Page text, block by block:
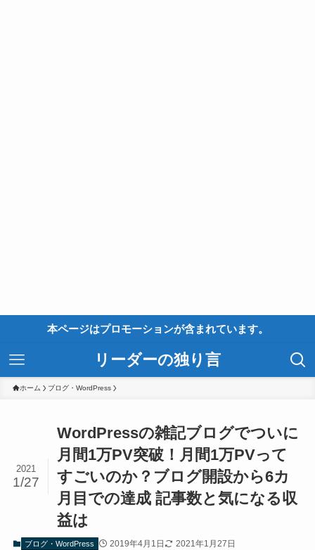
本ページはプロモーションが含まれています。
リーダーの独り言
ホーム ブログ・WordPress
WordPressの雑記ブログでついに
月間1万PV突破！月間1万PVって
すごいのか？ブログ開設から6カ
月目での達成 記事数と気になる収
益は
2021
1/27
ブログ・WordPress 2019年4月1日 2021年1月27日